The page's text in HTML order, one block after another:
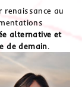
renaissance au
alternative et
de demain.